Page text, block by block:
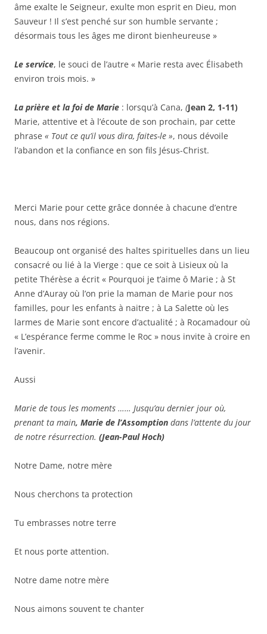
âme exalte le Seigneur, exulte mon esprit en Dieu, mon
Sauveur ! Il s’est penché sur son humble servante ;
désormais tous les âges me diront bienheureuse »
Le service, le souci de l’autre « Marie resta avec Élisabeth
environ trois mois. »
La prière et la foi de Marie : lorsqu’à Cana, (Jean 2, 1-11)
Marie, attentive et à l’écoute de son prochain, par cette
phrase « Tout ce qu’il vous dira, faites-le », nous dévoile
l’abandon et la confiance en son fils Jésus-Christ.
Merci Marie pour cette grâce donnée à chacune d’entre
nous, dans nos régions.
Beaucoup ont organisé des haltes spirituelles dans un lieu
consacré ou lié à la Vierge : que ce soit à Lisieux où la
petite Thérèse a écrit « Pourquoi je t’aime ô Marie ; à St
Anne d’Auray où l’on prie la maman de Marie pour nos
familles, pour les enfants à naitre ; à La Salette où les
larmes de Marie sont encore d’actualité ; à Rocamadour où
« L’espérance ferme comme le Roc » nous invite à croire en
l’avenir.
Aussi
Marie de tous les moments …… Jusqu’au dernier jour où,
prenant ta main, Marie de l’Assomption dans l’attente du jour
de notre résurrection. (Jean-Paul Hoch)
Notre Dame, notre mère
Nous cherchons ta protection
Tu embrasses notre terre
Et nous porte attention.
Notre dame notre mère
Nous aimons souvent te chanter